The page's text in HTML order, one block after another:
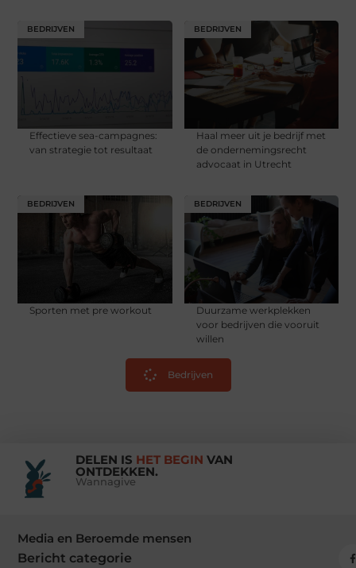
BEDRIJVEN
Effectieve sea-campagnes:
van strategie tot resultaat
BEDRIJVEN
Haal meer uit je bedrijf met
de ondernemingsrecht
advocaat in Utrecht
BEDRIJVEN
Sporten met pre workout
BEDRIJVEN
Duurzame werkplekken
voor bedrijven die vooruit
willen
Bedrijven
DELEN IS HET BEGIN VAN
ONTDEKKEN.
Wannagive
Media en Beroemde mensen
Bericht categorie